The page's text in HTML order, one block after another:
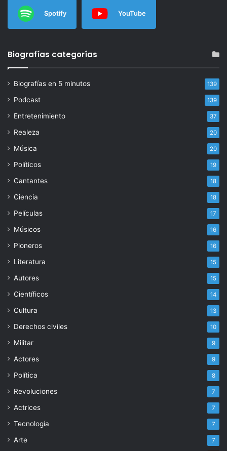
Spotify YouTube
Biografías categorías
Biografías en 5 minutos 139
Podcast 139
Entretenimiento 37
Realeza 20
Música 20
Políticos 19
Cantantes 18
Ciencia 18
Películas 17
Músicos 16
Pioneros 16
Literatura 15
Autores 15
Científicos 14
Cultura 13
Derechos civiles 10
Militar 9
Actores 9
Política 8
Revoluciones 7
Actrices 7
Tecnología 7
Arte 7